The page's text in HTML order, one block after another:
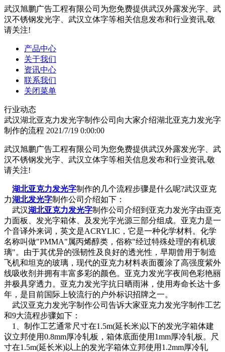
武汉旭鹏广告工程有限公司为您免费提供武汉外露发光字、武
汉不锈钢发光字、武汉立体字等相关信息发布和行业资讯,敬
请关注!
产品中心
关于我们
资讯中心
联系我们
关闭菜单
行业动态
武汉湖北亚克力发光字制作公司向大家介绍湖北亚克力发光字
制作的流程 2021/7/19 0:00:00
武汉旭鹏广告工程有限公司为您免费提供武汉外露发光字、武
汉不锈钢发光字、武汉立体字等相关信息发布和行业资讯,敬
请关注!
湖北亚克力发光字制作的几个流程步骤是什么呢?武汉亚克
力湖北发光字制作公司介绍如下：
武汉湖北亚克力发光字制作公司介绍到亚克力发光字由亚克
力面板、发光字箱体、及发光字光源三部分组成。亚克力是一
个音译外来词，英文是ACRYLIC，它是一种化学材料。化学
名称叫做"PMMA"属丙烯醇类，俗称"经过特殊处理的有机玻
璃"。由于其优异的强韧性及良好的透光性，早期曾用于制造
飞机和坦克的玻璃，现代的亚克力材料表面覆涂了高强度紫外
线吸收剂并拥有丰富多彩的颜色。亚克力发光字夜间色彩艳丽
并极具穿透力。亚克力发光字抗日晒雨淋，使用寿命长达十多
年，是目前国际上较流行的户外标识招牌之一。
武汉亚克力发光字制作公司告诉大家亚克力发光字制作工艺
和9大流程步骤如下：
1、制作工艺通常尺寸在1.5m(延长米)以下的发光字箱体建
议立邦使用0.8mm厚冷轧板，箱体底面使用1mm厚冷轧板。尺
寸在1.5m(延长米)以上的发光字箱体立邦使用1.2mm厚冷轧